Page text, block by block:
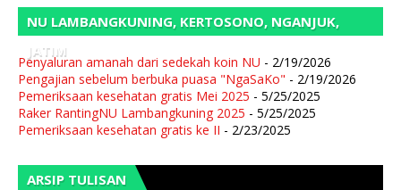
NU LAMBANGKUNING, KERTOSONO, NGANJUK,
JATIM
Penyaluran amanah dari sedekah koin NU - 2/19/2026
Pengajian sebelum berbuka puasa "NgaSaKo" - 2/19/2026
Pemeriksaan kesehatan gratis Mei 2025 - 5/25/2025
Raker RantingNU Lambangkuning 2025 - 5/25/2025
Pemeriksaan kesehatan gratis ke II - 2/23/2025
ARSIP TULISAN